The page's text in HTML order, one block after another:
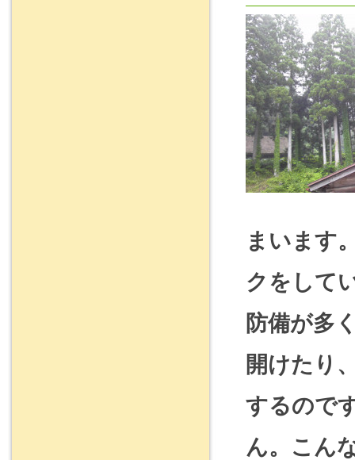
まいます
クをして
防備が多
開けたり
するので
ん。こん